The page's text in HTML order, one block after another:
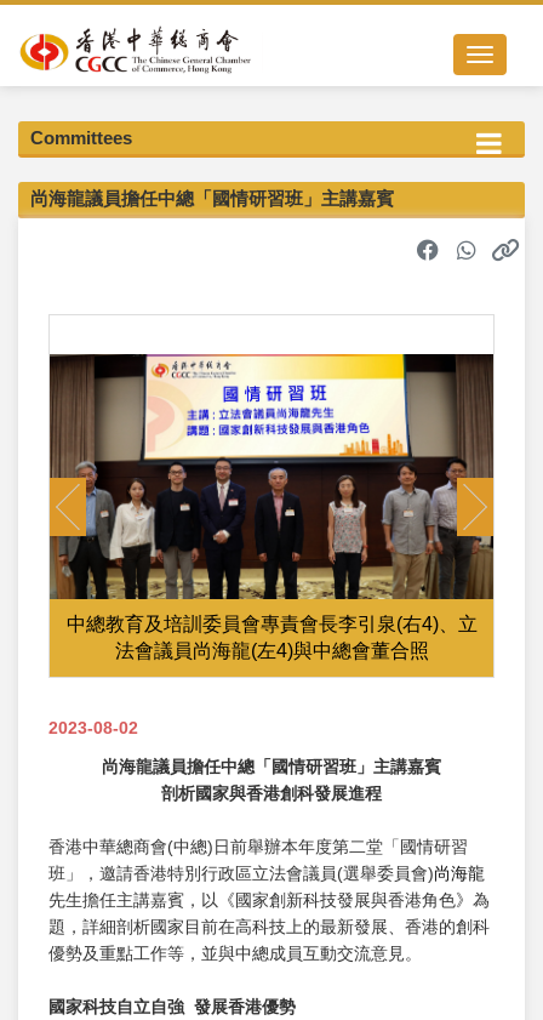
Toggle
Committees
尚海龍議員擔任中總「國情研習班」主講嘉賓
中總教育及培訓委員會專責會長李引泉(右4)、立
法會議員尚海龍(左4)與中總會董合照
Previous Next
2023-08-02
尚海龍議員擔任中總「國情研習班」主講嘉賓
剖析國家與香港創科發展進程
香港中華總商會(中總)日前舉辦本年度第二堂「國情研習
班」，邀請香港特別行政區立法會議員(選舉委員會)尚海龍
先生擔任主講嘉賓，以《國家創新科技發展與香港角色》為
題，詳細剖析國家目前在高科技上的最新發展、香港的創科
優勢及重點工作等，並與中總成員互動交流意見。
國家科技自立自強 發展香港優勢